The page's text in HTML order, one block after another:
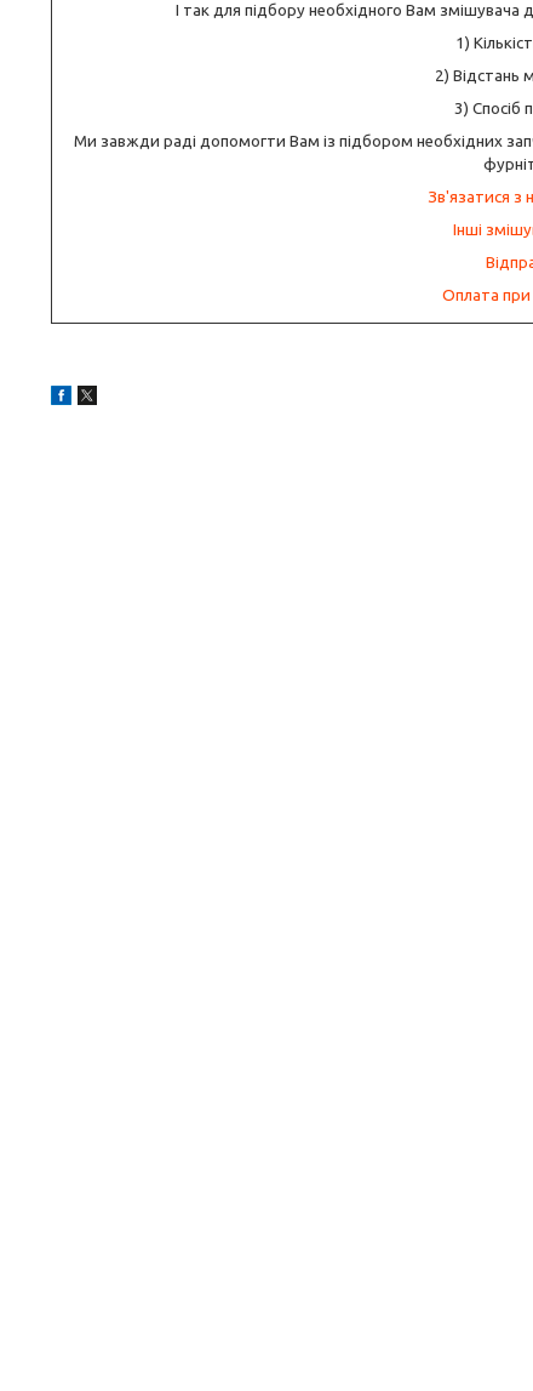
І так для підбору необхідного Вам
1)
2) Відстань
3) Спосіб
Ми завжди раді допомогти Вам із підбором необхідних
Зв'язатися з
Інші
Оплата при